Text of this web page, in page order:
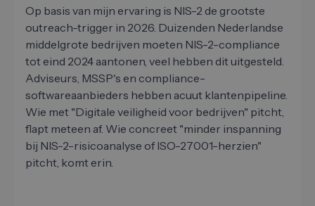
Op basis van mijn ervaring is NIS-2 de grootste
outreach-trigger in 2026. Duizenden Nederlandse
middelgrote bedrijven moeten NIS-2-compliance
tot eind 2024 aantonen, veel hebben dit uitgesteld.
Adviseurs, MSSP's en compliance-
softwareaanbieders hebben acuut klantenpipeline.
Wie met "Digitale veiligheid voor bedrijven" pitcht,
flapt meteen af. Wie concreet "minder inspanning
bij NIS-2-risicoanalyse of ISO-27001-herzien"
pitcht, komt erin.